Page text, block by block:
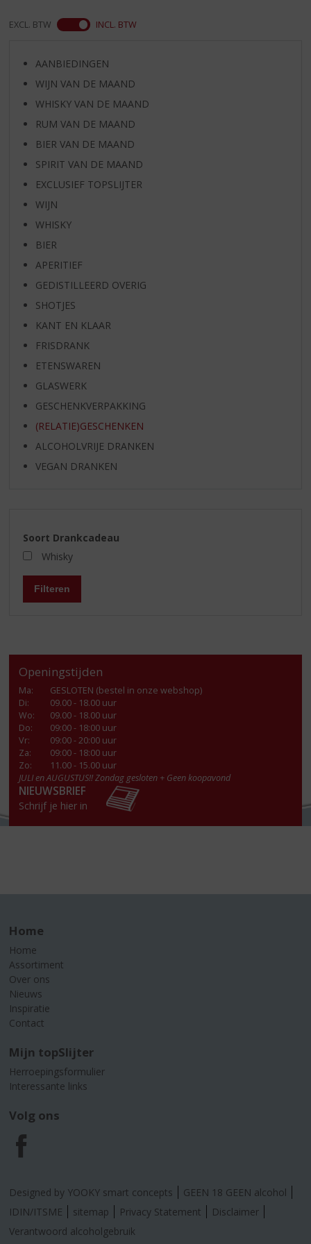
EXCL. BTW INCL. BTW
AANBIEDINGEN
WIJN VAN DE MAAND
WHISKY VAN DE MAAND
RUM VAN DE MAAND
BIER VAN DE MAAND
SPIRIT VAN DE MAAND
EXCLUSIEF TOPSLIJTER
WIJN
WHISKY
BIER
APERITIEF
GEDISTILLEERD OVERIG
SHOTJES
KANT EN KLAAR
FRISDRANK
ETENSWAREN
GLASWERK
GESCHENKVERPAKKING
(RELATIE)GESCHENKEN
ALCOHOLVRIJE DRANKEN
VEGAN DRANKEN
Soort Drankcadeau
Whisky
Filteren
Openingstijden
Ma:
GESLOTEN (bestel in onze webshop)
Di:
09.00 - 18.00 uur
Wo:
09.00 - 18.00 uur
Do:
09:00 - 18:00 uur
Vr:
09:00 - 20:00 uur
Za:
09:00 - 18:00 uur
Zo:
11.00 - 15.00 uur
JULI en AUGUSTUS!! Zondag gesloten + Geen koopavond
NIEUWSBRIEF
Schrijf je hier in
Home
Home
Assortiment
Over ons
Nieuws
Inspiratie
Contact
Mijn topSlijter
Herroepingsformulier
Interessante links
Volg ons
F
a
c
Designed by YOOKY smart concepts
GEEN 18 GEEN alcohol
IDIN/ITSME
sitemap Privacy Statement
Disclaimer
Verantwoord alcoholgebruik